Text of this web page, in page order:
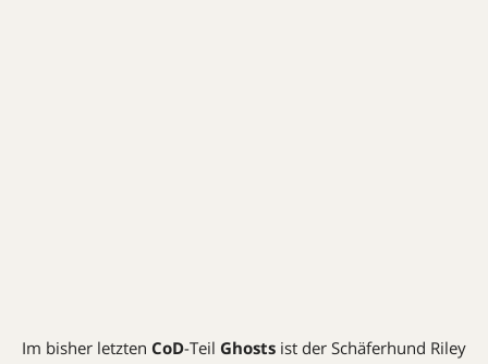
Im bisher letzten CoD-Teil Ghosts ist der Schäferhund Riley